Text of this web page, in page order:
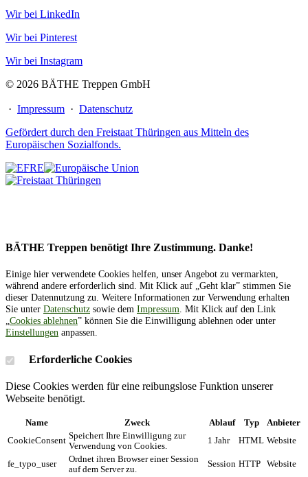
Wir bei LinkedIn
Wir bei Pinterest
Wir bei Instagram
© 2026 BÄTHE Treppen GmbH
· Impressum · Datenschutz
Gefördert durch den Freistaat Thüringen aus Mitteln des
Europäischen Sozialfonds.
BÄTHE Treppen benötigt Ihre Zustimmung. Danke!
Einige hier verwendete Cookies helfen, unser Angebot zu vermarkten,
während andere erforderlich sind. Mit Klick auf „Geht klar” stimmen Sie
dieser Datennutzung zu. Weitere Informationen zur Verwendung erhalten
Sie unter Datenschutz sowie dem Impressum. Mit Klick auf den Link
„Cookies ablehnen” können Sie die Einwilligung ablehnen oder unter
Einstellungen anpassen.
Erforderliche Cookies
Diese Cookies werden für eine reibungslose Funktion unserer
Webseite benötigt.
Name Zweck Ablauf Typ
Anbieter
CookieConsent Speichert Ihre Einwilligung zur
Verwendung von Cookies.
1 Jahr HTML Website
fe_typo_user
Ordnet ihren Browser einer Session
auf dem Server zu.
Session HTTP Website